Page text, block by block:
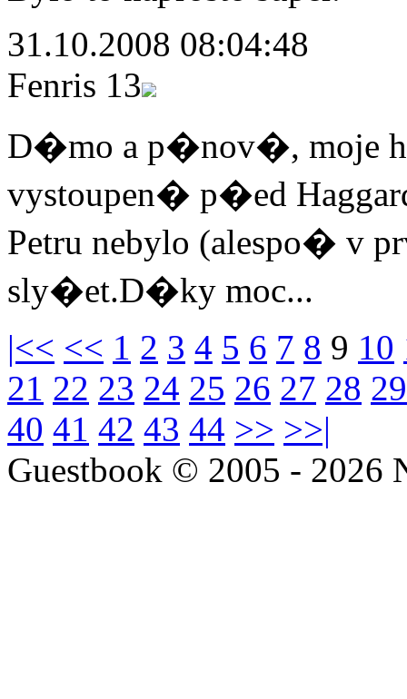
31.10.2008 08:04:48
Fenris 13
D�mo a p�nov�, moje
vystoupen� p�ed
Petru nebylo (alespo�
sly�et.D�ky moc...
|<< << 1 2 3 4 5 6 7 8 9 10
21 22 23 24 25 26 27 28 29
40 41 42 43 44 >> >>|
Guestbook © 2005 - 2026